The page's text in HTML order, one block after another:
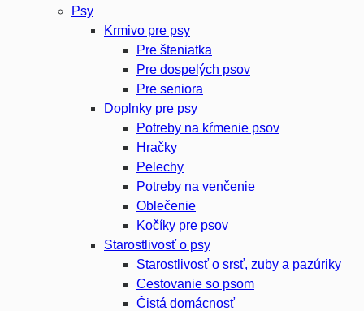
Psy
Krmivo pre psy
Pre šteniatka
Pre dospelých psov
Pre seniora
Doplnky pre psy
Potreby na kŕmenie psov
Hračky
Pelechy
Potreby na venčenie
Oblečenie
Kočíky pre psov
Starostlivosť o psy
Starostlivosť o srsť, zuby a pazúriky
Cestovanie so psom
Čistá domácnosť